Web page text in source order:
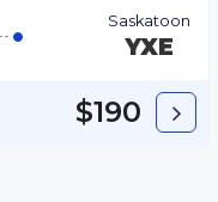
Saskatoon
YXE
$190